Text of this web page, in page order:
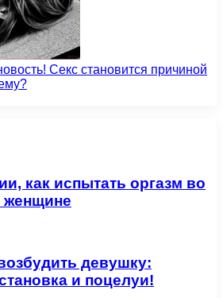
Секс становится причиной
как испытать оргазм во
женщине
девушку:
и поцелуи!